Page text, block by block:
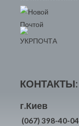
КОНТАКТЫ:
г.Киев
(067) 398-40-04